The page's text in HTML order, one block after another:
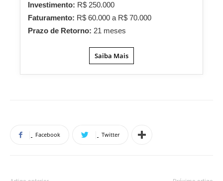
Investimento: R$ 250.000
Faturamento: R$ 60.000 a R$ 70.000
Prazo de Retorno: 21 meses
Saiba Mais
Facebook Twitter